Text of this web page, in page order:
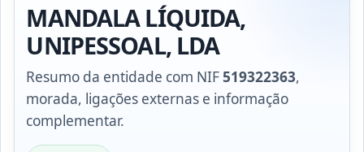
MANDALA LÍQUIDA,
UNIPESSOAL, LDA
Resumo da entidade com NIF519322363,
morada, ligações externas e informação
complementar.